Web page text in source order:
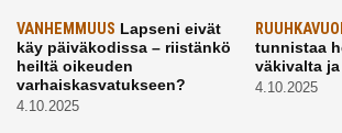
VANHEMMUUS Lapseni eivät
käy päiväkodissa – riistänkö
heiltä oikeuden
varhaiskasvatukseen?
4.10.2025
tunnistaa
väkivalta
4.10.2025